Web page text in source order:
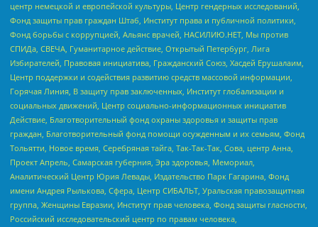
центр немецкой и европейской культуры, Центр гендерных исследований,
Фонд защиты прав граждан Штаб, Институт права и публичной политики,
Фонд борьбы с коррупцией, Альянс врачей, НАСИЛИЮ.НЕТ, Мы против
СПИДа, СВЕЧА, Гуманитарное действие, Открытый Петербург, Лига
Избирателей, Правовая инициатива, Гражданский Союз, Хасдей Ерушалаим,
Центр поддержки и содействия развитию средств массовой информации,
Горячая Линия, В защиту прав заключенных, Институт глобализации и
социальных движений, Центр социально-информационных инициатив
Действие, Благотворительный фонд охраны здоровья и защиты прав
граждан, Благотворительный фонд помощи осужденным и их семьям, Фонд
Тольятти, Новое время, Серебряная тайга, Так-Так-Так, Сова, центр Анна,
Проект Апрель, Самарская губерния, Эра здоровья, Мемориал,
Аналитический Центр Юрия Левады, Издательство Парк Гагарина, Фонд
имени Андрея Рылькова, Сфера, Центр СИБАЛЬТ, Уральская правозащитная
группа, Женщины Евразии, Институт прав человека, Фонд защиты гласности,
Российский исследовательский центр по правам человека,